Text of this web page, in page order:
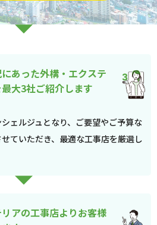
あった外構・エクステ
大3社ご紹介します
ェルジュとなり、ご要望やご予算な
ていただき、最適な工事店を厳選し
アの工事店よりお客様